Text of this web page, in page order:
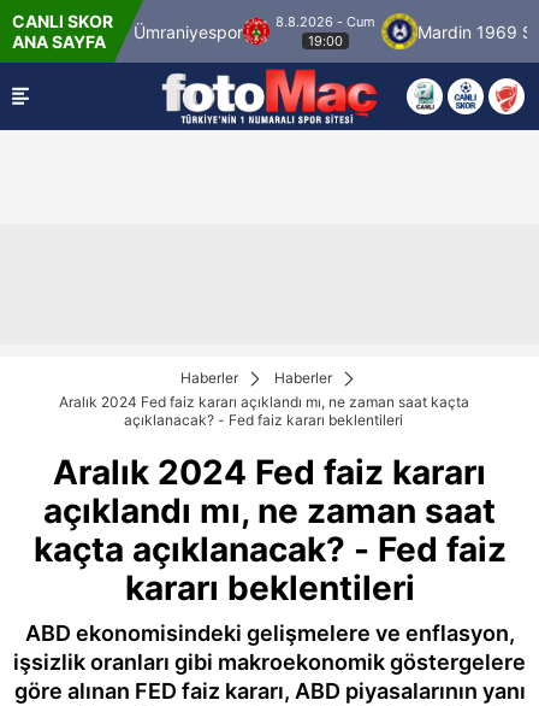
CANLI SKOR
ANA SAYFAÜmraniyespor
8.8.2026 - Cum
19:00
Mardin 1969 Spor
Haberler
Haberler
Aralık 2024 Fed faiz kararı açıklandı mı, ne zaman saat kaçta
açıklanacak? - Fed faiz kararı beklentileri
Aralık 2024 Fed faiz kararı
açıklandı mı, ne zaman saat
kaçta açıklanacak? - Fed faiz
kararı beklentileri
ABD ekonomisindeki gelişmelere ve enflasyon,
işsizlik oranları gibi makroekonomik göstergelere
göre alınan FED faiz kararı, ABD piyasalarının yanı